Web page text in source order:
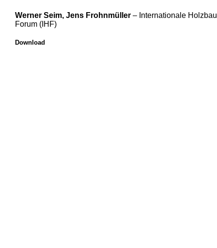
Werner Seim, Jens Frohnmüller – Internationale
Forum (IHF)
Download